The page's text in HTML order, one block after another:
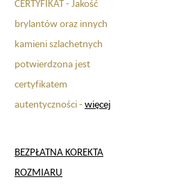
CERTYFIKAT - Jakość
brylantów oraz innych
kamieni szlachetnych
potwierdzona jest
certyfikatem
autentyczności - więcej
BEZPŁATNA KOREKTA
ROZMIARU